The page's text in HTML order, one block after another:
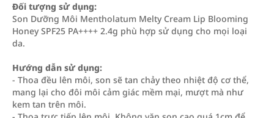
Đối tượng sử dụng:
Son Dưỡng Môi Mentholatum Melty Cream Lip Blooming
Honey SPF25 PA++++ 2.4g phù hợp sử dụng cho mọi loại
da.
Hướng dẫn sử dụng:
- Thoa đều lên môi, son sẽ tan chảy theo nhiệt độ cơ thể,
mang lại cho đôi môi cảm giác mềm mại, mượt mà như
kem tan trên môi.